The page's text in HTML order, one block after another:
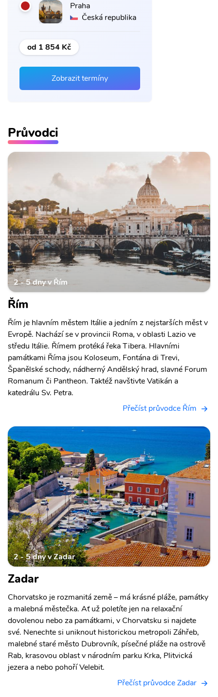
Praha
Česká republika
od 1 854 Kč
Zobrazit termíny
Průvodci
2 - 5 dny v Řím
Řím
Řím je hlavním městem Itálie a jedním z nejstarších měst v
Evropě. Nachází se v provincii Roma, v oblasti Lazio ve
středu Itálie. Římem protéká řeka Tibera. Hlavními
památkami Říma jsou Koloseum, Fontána di Trevi,
Španělské schody, nádherný Andělský hrad, slavné Forum
Romanum či Pantheon. Taktéž navštivte Vatikán a
katedrálu Sv. Petra.
Přečíst průvodce Řím
2 - 5 dny v Zadar
Zadar
Chorvatsko je rozmanitá země – má krásné pláže, památky
a malebná městečka. Ať už poletíte jen na relaxační
dovolenou nebo za památkami, v Chorvatsku si najdete
své. Nenechte si uniknout historickou metropoli Záhřeb,
malebné staré město Dubrovník, písečné pláže na ostrově
Rab, krasovou oblast v národním parku Krka, Plitvická
jezera a nebo pohoří Velebit.
Přečíst průvodce Zadar